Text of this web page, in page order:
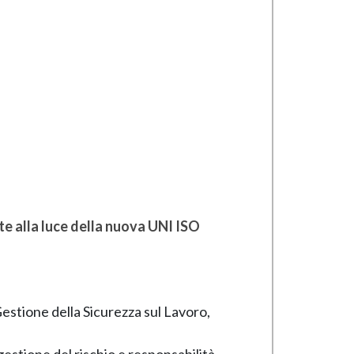
alla luce della nuova UNI ISO
della Sicurezza sul Lavoro,